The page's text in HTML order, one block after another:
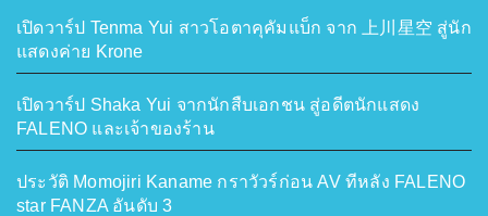
เปิดวาร์ป Tenma Yui สาวโอตาคุคัมแบ็ก จาก 上川星空 สู่นัก
แสดงค่าย Krone
เปิดวาร์ป Shaka Yui จากนักสืบเอกชน สู่อดีตนักแสดง
FALENO และเจ้าของร้าน
ประวัติ Momojiri Kaname กราวัวร์ก่อน AV ทีหลัง FALENO
star FANZA อันดับ 3